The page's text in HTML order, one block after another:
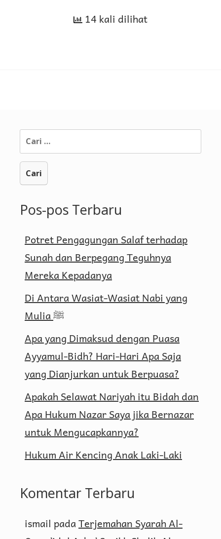
anak-
14 kali dilihat
Cari
untuk:
Pos-pos Terbaru
Potret Pengagungan Salaf terhadap
Sunah dan Berpegang Teguhnya
Mereka Kepadanya
Di Antara Wasiat-Wasiat Nabi yang
Mulia ﷺ
Apa yang Dimaksud dengan Puasa
Ayyamul-Bidh? Hari-Hari Apa Saja
yang Dianjurkan untuk Berpuasa?
Apakah Selawat Nariyah itu Bidah dan
Apa Hukum Nazar Saya jika Bernazar
untuk Mengucapkannya?
Hukum Air Kencing Anak Laki-Laki
Komentar Terbaru
ismail padaTerjemahan Syarah Al-